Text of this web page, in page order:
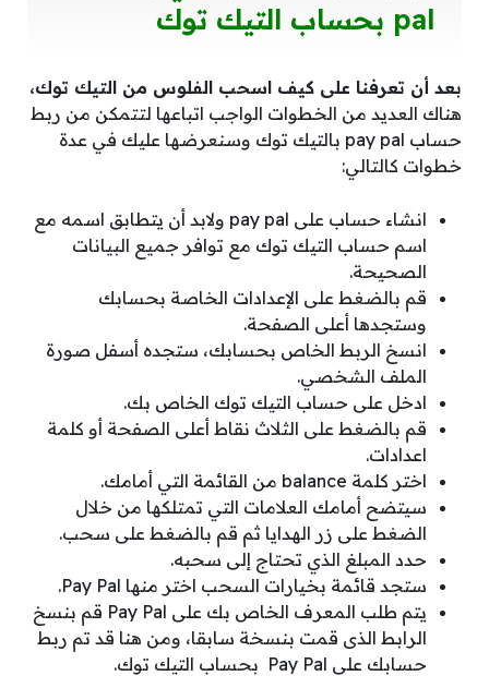
pal بحساب التيك توك
بعد أن تعرفنا على كيف اسحب الفلوس من التيك توك،
هناك العديد من الخطوات الواجب اتباعها لتتمكن من ربط
حساب pay pal بالتيك توك وسنعرضها عليك في عدة
خطوات كالتالي:
انشاء حساب على pay pal ولابد أن يتطابق اسمه مع
اسم حساب التيك توك مع توافر جميع البيانات
الصحيحة.
قم بالضغط على الإعدادات الخاصة بحسابك
وستجدها أعلى الصفحة.
انسخ الربط الخاص بحسابك، ستجده أسفل صورة
الملف الشخصي.
ادخل على حساب التيك توك الخاص بك.
قم بالضغط على الثلاث نقاط أعلى الصفحة أو كلمة
اعدادات.
اختر كلمة balance من القائمة التي أمامك.
سيتضح أمامك العلامات التي تمتلكها من خلال
الضغط على زر الهدايا ثم قم بالضغط على سحب.
حدد المبلغ الذي تحتاج إلى سحبه.
ستجد قائمة بخيارات السحب اختر منها Pay Pal.
يتم طلب المعرف الخاص بك على Pay Pal قم بنسخ
الرابط الذى قمت بنسخة سابقا، ومن هنا قد تم ربط
حسابك على Pay Pal بحساب التيك توك.